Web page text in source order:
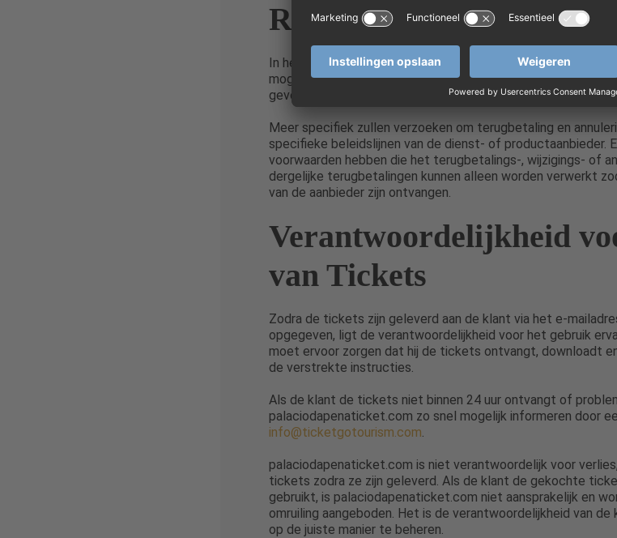
Retourneren
In het geval dat tickets niet beschikbaar zijn, zal
mogelijkheid bieden om hun reservering aan te passen. Als
gevonden, wordt een terugbetaling verwerkt, indien van
Meer specifiek zullen verzoeken om terugbetaling en
specifieke beleidslijnen van de dienst- of productaanbieder.
voorwaarden hebben die het terugbetalings-, wijzigings- of
dergelijke terugbetalingen kunnen alleen worden verwerkt
van de aanbieder zijn ontvangen.
Verantwoordelijkheid
van Tickets
Zodra de tickets zijn geleverd aan de klant via het e-
opgegeven, ligt de verantwoordelijkheid voor het gebruik
moet ervoor zorgen dat hij de tickets ontvangt, downloadt
de verstrekte instructies.
Als de klant de tickets niet binnen 24 uur ontvangt of
palaciodapenaticket.com zo snel mogelijk informeren door
info@ticketgotourism.com.
palaciodapenaticket.com is niet verantwoordelijk voor
tickets zodra ze zijn geleverd. Als de klant de gekochte
gebruikt, is palaciodapenaticket.com niet aansprakelijk en
omruiling aangeboden. Het is de verantwoordelijkheid van
op de juiste manier te beheren.